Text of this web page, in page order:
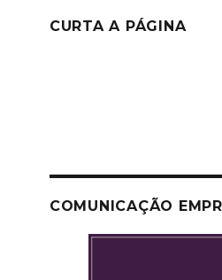
CURTA A PÁGINA
COMUNICAÇÃO